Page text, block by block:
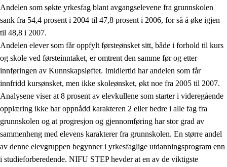
Andelen som søkte yrkesfag blant avgangselevene fra grunnskolen
sank fra 54,4 prosent i 2004 til 47,8 prosent i 2006, for så å øke igjen
til 48,8 i 2007.
Andelen elever som får oppfylt førsteønsket sitt, både i forhold til kurs
og skole ved førsteinntaket, er omtrent den samme før og etter
innføringen av Kunnskapsløftet. Imidlertid har andelen som får
innfridd kursønsket, men ikke skoleønsket, økt noe fra 2005 til 2007.
Analysene viser at 8 prosent av elevkullene som starter i videregående
opplæring ikke har oppnådd karakteren 2 eller bedre i alle fag fra
grunnskolen og at progresjon og gjennomføring har stor grad av
sammenheng med elevens karakterer fra grunnskolen. En større andel
av denne elevgruppen begynner i yrkesfaglige utdanningsprogram enn
i studieforberedende. NIFU STEP hevder at en av de viktigste